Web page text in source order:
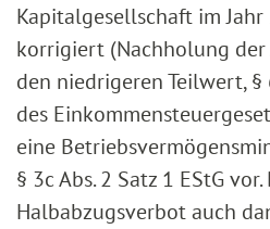
Kapitalgesellschaft im
korrigiert (Nachholung
den niedrigeren Teilwert, §
des
eine
§ 3c Abs. 2 Satz 1 EStG
Halbabzugsverbot auch